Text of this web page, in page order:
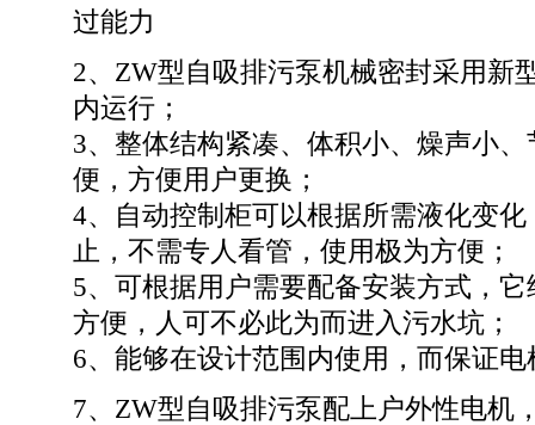
过能力
2、ZW型自吸排污泵机械密封采用新
内运行；
3、整体结构紧凑、体积小、燥声小
便，方便用户更换；
4、自动控制柜可以根据所需液化变
止，不需专人看管，使用极为方便；
5、可根据用户需要配备安装方式，
方便，人可不必此为而进入污水坑；
6、能够在设计范围内使用，而保证
7、ZW型自吸排污泵配上户外性电机